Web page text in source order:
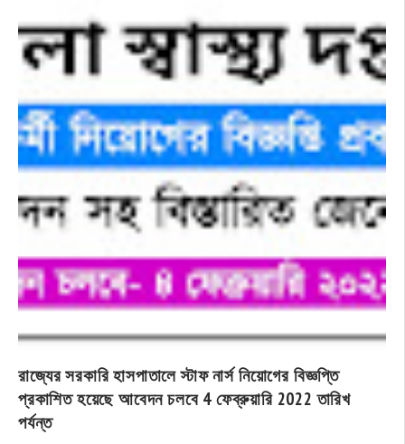
রাজ্যের সরকারি হাসপাতালে স্টাফ নার্স নিয়োগের বিজ্ঞপ্তি
প্রকাশিত হয়েছে আবেদন চলবে 4 ফেব্রুয়ারি 2022 তারিখ
পর্যন্ত